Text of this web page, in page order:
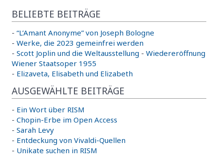
BELIEBTE BEITRÄGE
- “L’Amant Anonyme” von Joseph Bologne
- Werke, die 2023 gemeinfrei werden
- Scott Joplin und die Weltausstellung - Wiedereröffnung
Wiener Staatsoper 1955
- Elizaveta, Elisabeth und Elizabeth
AUSGEWÄHLTE BEITRÄGE
- Ein Wort über RISM
- Chopin-Erbe im Open Access
- Sarah Levy
- Entdeckung von Vivaldi-Quellen
- Unikate suchen in RISM